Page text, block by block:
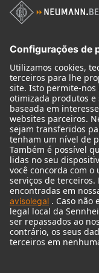
Produtos
Microfones
Acessórios de microfone
Monitores
Acessórios de monitores
Fones de ouvido
Microfones históricos
Audio Interface